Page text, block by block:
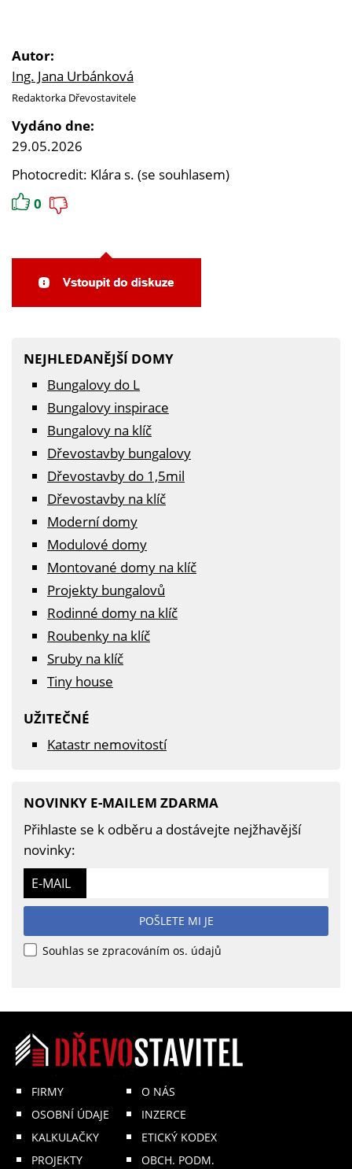
Autor:
Ing. Jana Urbánková
Redaktorka Dřevostavitele
Vydáno dne:
29.05.2026
Photocredit: Klára s. (se souhlasem)
0
NEJHLEDANĚJŠÍ DOMY
Bungalovy do L
Bungalovy inspirace
Bungalovy na klíč
Dřevostavby bungalovy
Dřevostavby do 1,5mil
Dřevostavby na klíč
Moderní domy
Modulové domy
Montované domy na klíč
Projekty bungalovů
Rodinné domy na klíč
Roubenky na klíč
Sruby na klíč
Tiny house
UŽITEČNÉ
Katastr nemovitostí
NOVINKY E-MAILEM ZDARMA
Přihlaste se k odběru a dostávejte nejžhavější
novinky:
E-MAIL
POŠLETE MI JE
Souhlas se zpracováním os. údajů
FIRMY
OSOBNÍ ÚDAJE
KALKULAČKY
PROJEKTY
O NÁS
INZERCE
ETICKÝ KODEX
OBCH. PODM.